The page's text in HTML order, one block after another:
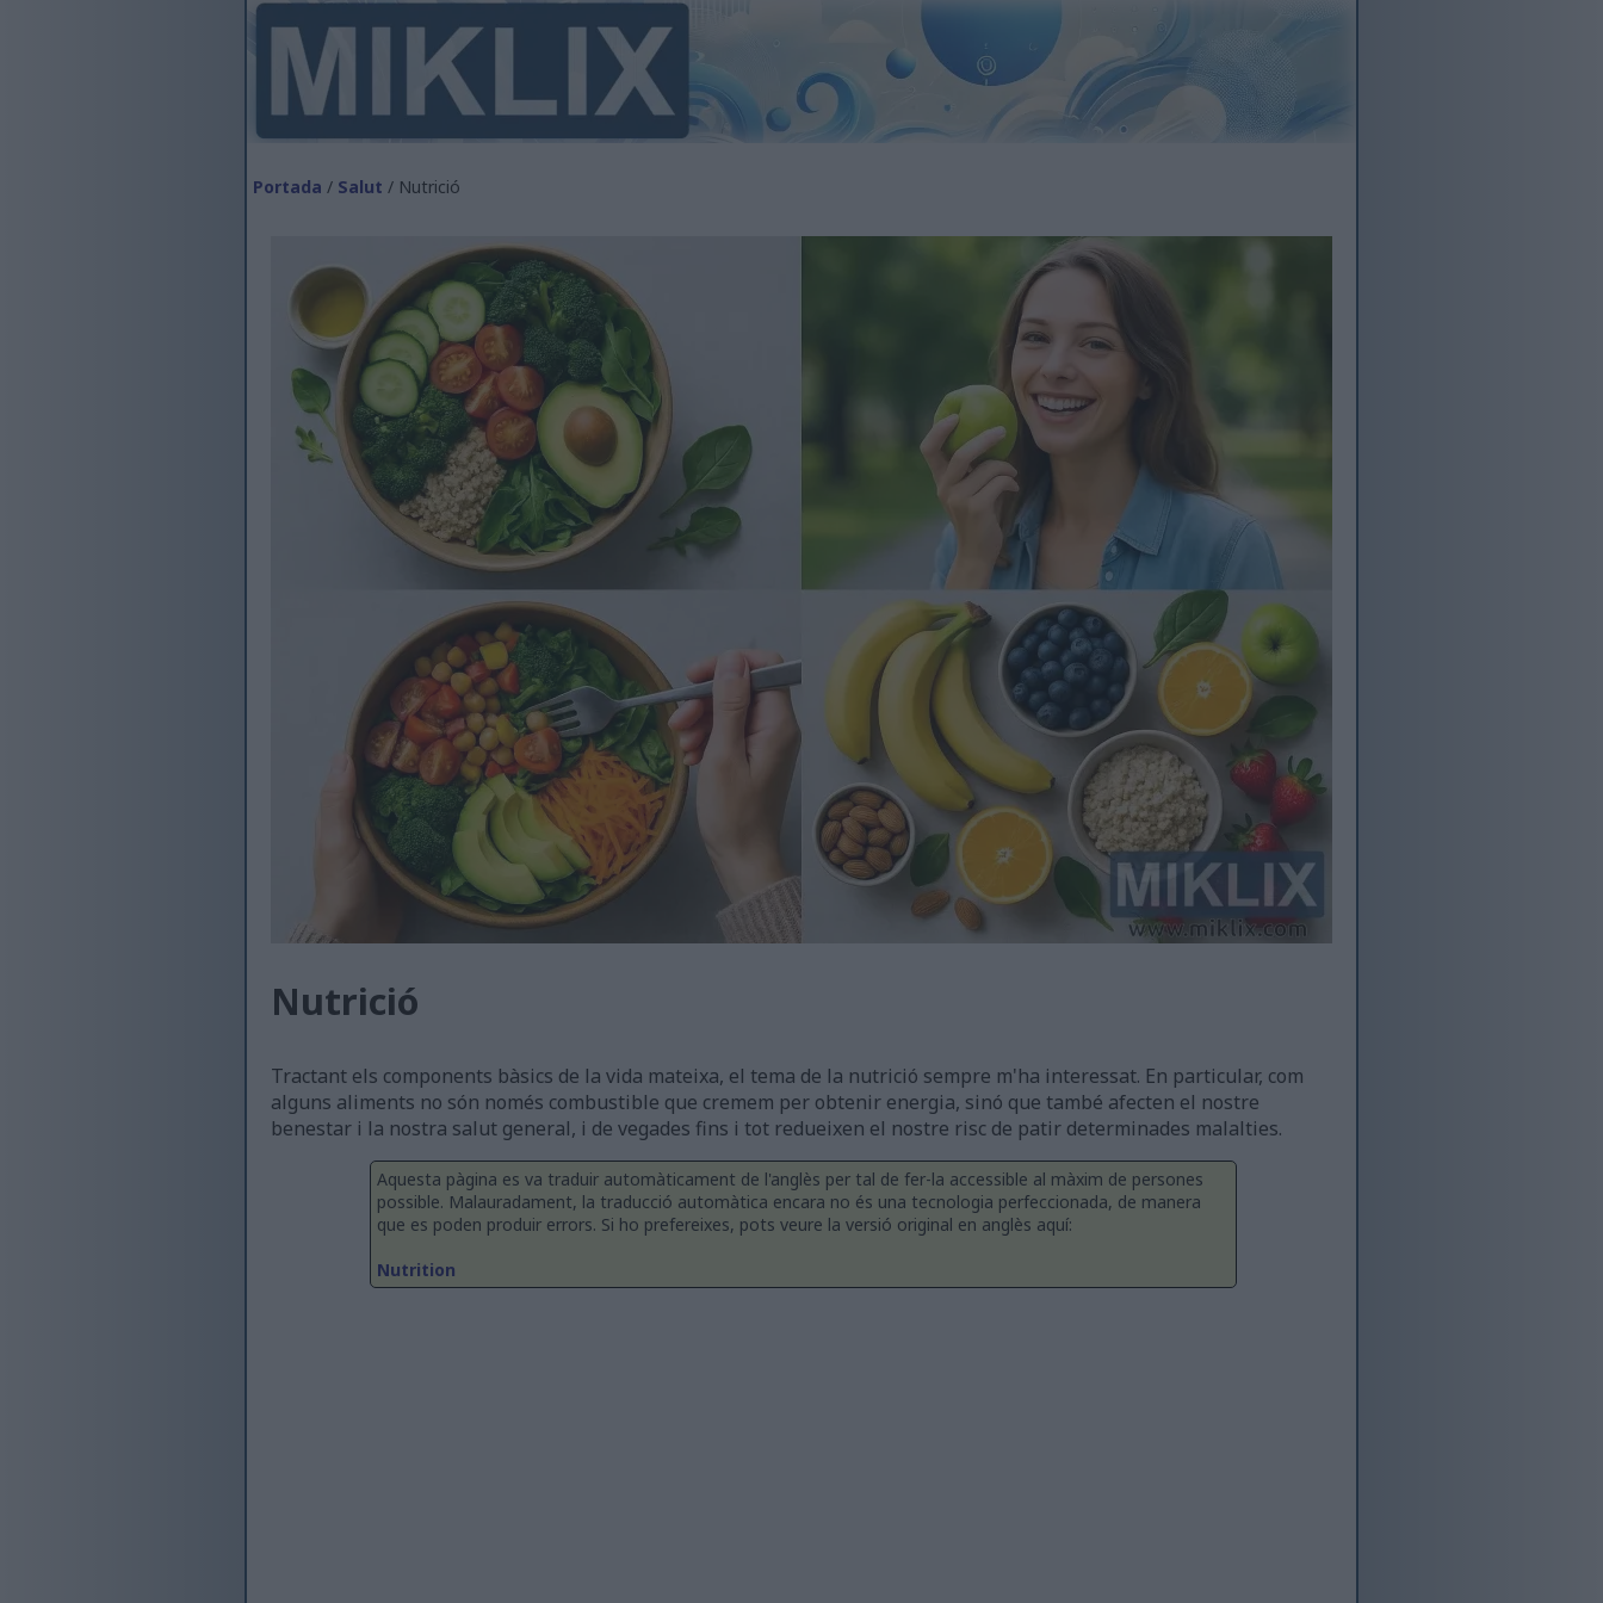
Portada / Salut / Nutrició
Nutrició
Tractant els components bàsics de la vida mateixa, el tema de la nutrició sempre m'ha interessat. En particular, com
alguns aliments no són només combustible que cremem per obtenir energia, sinó que també afecten el nostre
benestar i la nostra salut general, i de vegades fins i tot redueixen el nostre risc de patir determinades malalties.
Aquesta pàgina es va traduir automàticament de l'anglès per tal de fer-la accessible al màxim de persones
possible. Malauradament, la traducció automàtica encara no és una tecnologia perfeccionada, de manera
que es poden produir errors. Si ho prefereixes, pots veure la versió original en anglès aquí:
Nutrition